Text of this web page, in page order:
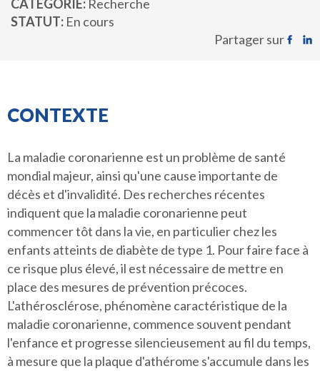
CATÉGORIE Recherche
STATUT En cours
Partager sur
CONTEXTE
La maladie coronarienne est un problème de santé
mondial majeur, ainsi qu'une cause importante de
décès et d'invalidité. Des recherches récentes
indiquent que la maladie coronarienne peut
commencer tôt dans la vie, en particulier chez les
enfants atteints de diabète de type 1. Pour faire face à
ce risque plus élevé, il est nécessaire de mettre en
place des mesures de prévention précoces.
L'athérosclérose, phénomène caractéristique de la
maladie coronarienne, commence souvent pendant
l'enfance et progresse silencieusement au fil du temps,
à mesure que la plaque d'athérome s'accumule dans les